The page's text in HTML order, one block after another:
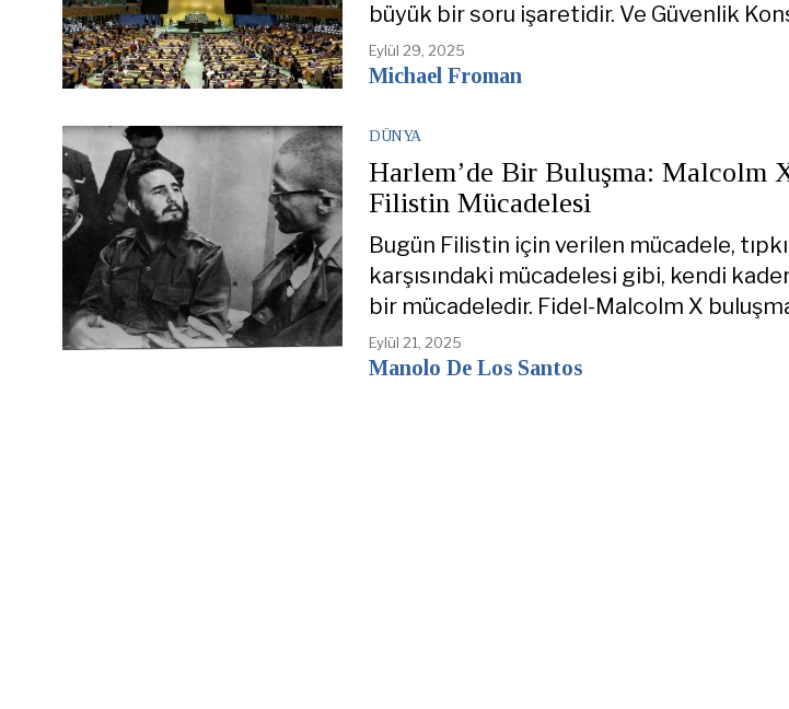
büyük bir soru işaretidir. Ve Güvenlik
Eylül 29, 2025
Michael Froman
DÜNYA
Harlem’de Bir Buluşma: Malcolm
Filistin Mücadelesi
Bugün Filistin için verilen mücadele, tıpkı
karşısındaki mücadelesi gibi, kendi
bir mücadeledir. Fidel-Malcolm X
Eylül 21, 2025
Manolo De Los Santos